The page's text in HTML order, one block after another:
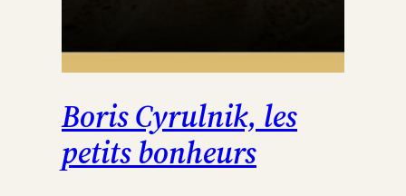
Boris Cyrulnik, les
petits bonheurs